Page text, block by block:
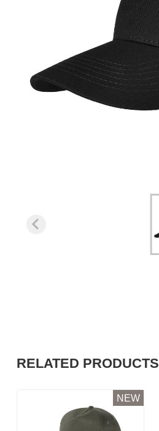
RELATED PRODUCTS
NEW